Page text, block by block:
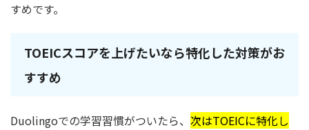
すめです。
TOEICスコアを上げたいなら特化した対策がお
すすめ
Duolingoでの学習習慣がついたら、 次はTOEICに特化し